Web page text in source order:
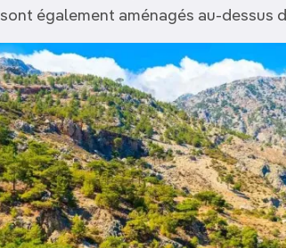
également aménagés au-dessus